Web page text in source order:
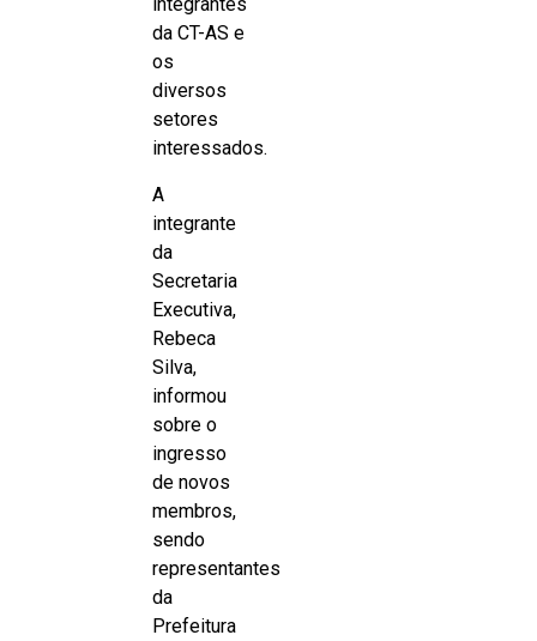
da CT-AS e
os
diversos
setores
interessados.
A
integrante
da
Secretaria
Executiva,
Rebeca
Silva,
informou
sobre o
ingresso
de novos
membros,
sendo
representantes
da
Prefeitura